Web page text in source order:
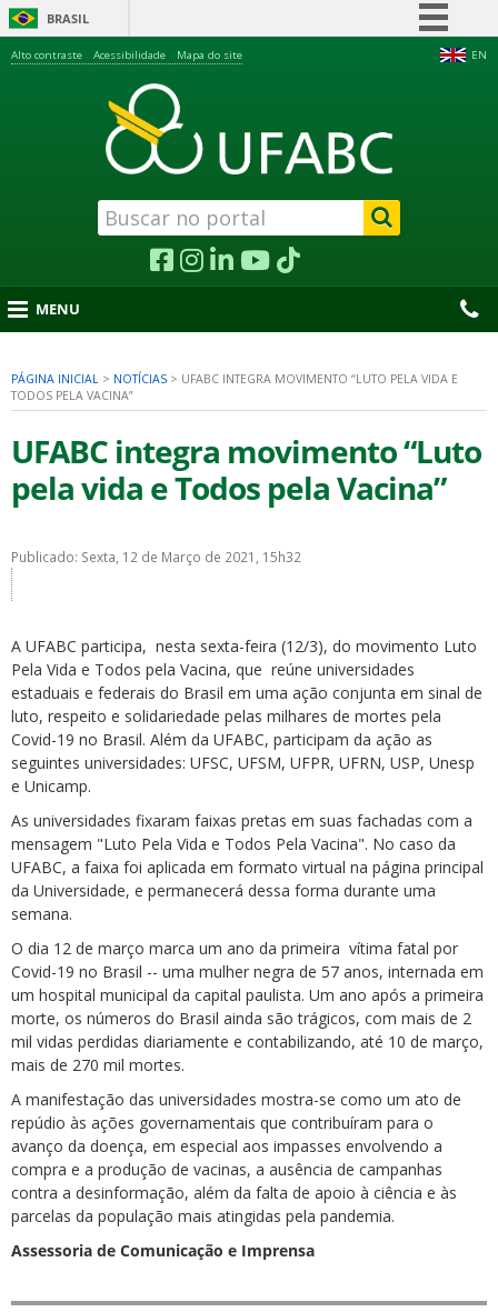
BRASIL
Acesso à informação
Legislação
Canais
EN
Alto contraste Acessibilidade Mapa do site
MENU
PÁGINA INICIAL > NOTÍCIAS > UFABC INTEGRA MOVIMENTO “LUTO PELA VIDA E
TODOS PELA VACINA”
UFABC integra movimento “Luto
pela vida e Todos pela Vacina”
Publicado: Sexta, 12 de Março de 2021, 15h32
A UFABC participa, nesta sexta-feira (12/3), do movimento Luto
Pela Vida e Todos pela Vacina, que reúne universidades
estaduais e federais do Brasil em uma ação conjunta em sinal de
luto, respeito e solidariedade pelas milhares de mortes pela
Covid-19 no Brasil. Além da UFABC, participam da ação as
seguintes universidades: UFSC, UFSM, UFPR, UFRN, USP, Unesp
e Unicamp.
As universidades fixaram faixas pretas em suas fachadas com a
mensagem "Luto Pela Vida e Todos Pela Vacina". No caso da
UFABC, a faixa foi aplicada em formato virtual na página principal
da Universidade, e permanecerá dessa forma durante uma
semana.
O dia 12 de março marca um ano da primeira vítima fatal por
Covid-19 no Brasil -- uma mulher negra de 57 anos, internada em
um hospital municipal da capital paulista. Um ano após a primeira
morte, os números do Brasil ainda são trágicos, com mais de 2
mil vidas perdidas diariamente e contabilizando, até 10 de março,
mais de 270 mil mortes.
A manifestação das universidades mostra-se como um ato de
repúdio às ações governamentais que contribuíram para o
avanço da doença, em especial aos impasses envolvendo a
compra e a produção de vacinas, a ausência de campanhas
contra a desinformação, além da falta de apoio à ciência e às
parcelas da população mais atingidas pela pandemia.
Assessoria de Comunicação e Imprensa